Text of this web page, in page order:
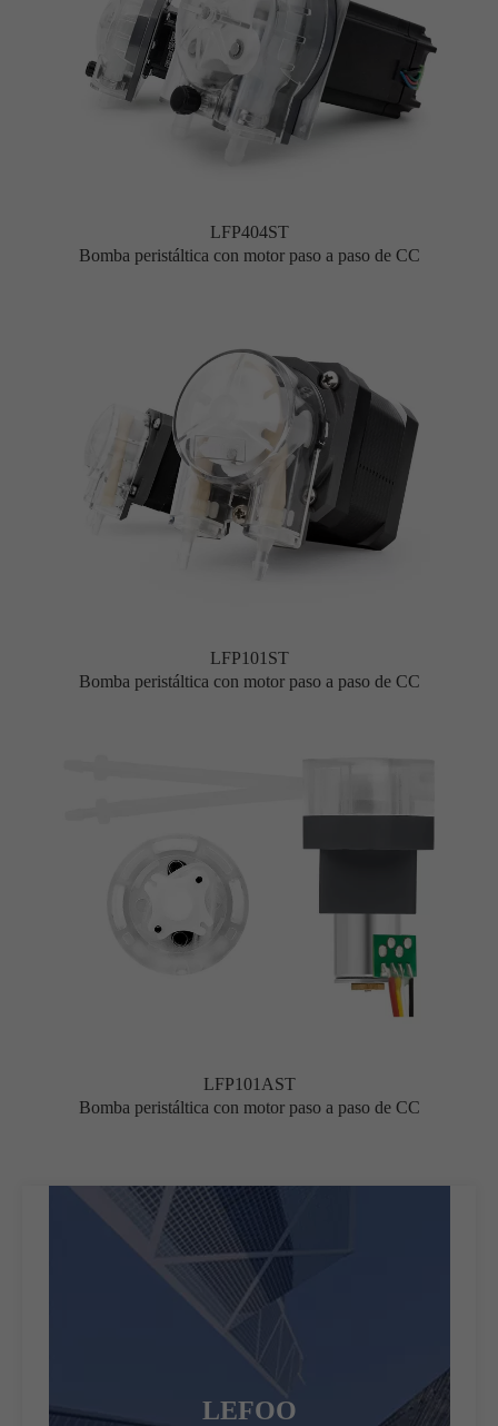
LFP404ST
Bomba peristáltica con motor paso a paso de CC
LFP101ST
Bomba peristáltica con motor paso a paso de CC
LFP101AST
Bomba peristáltica con motor paso a paso de CC
LEFOO